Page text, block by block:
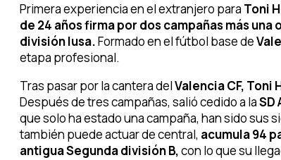
Primera experiencia en el extranjero para Toni
de 24 años firma por dos campañas más
división lusa.Formado en el fútbol base de
etapa profesional.
Tras pasar por la cantera delValencia CF, Toni
Después de tres campañas, salió cedido a laSD
que solo ha estado una campaña, han sido sus
también puede actuar de central, acumula 94
antigua Segunda división B,con lo que su